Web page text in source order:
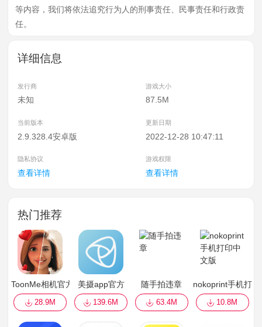
等内容，我们将依法追究行为人的刑事责任、民事责任和行政责
任。
详细信息
发行商 游戏大小
未知 87.5M
当前版本 更新日期
2.9.328.4安卓版 2022-12-28 10:47:11
隐私协议 游戏权限
查看详情 查看详情
热门推荐
ToonMe相机官方
28.9M
美摄app官方
139.6M
随手拍违章
63.4M
nokoprint手机打
10.8M